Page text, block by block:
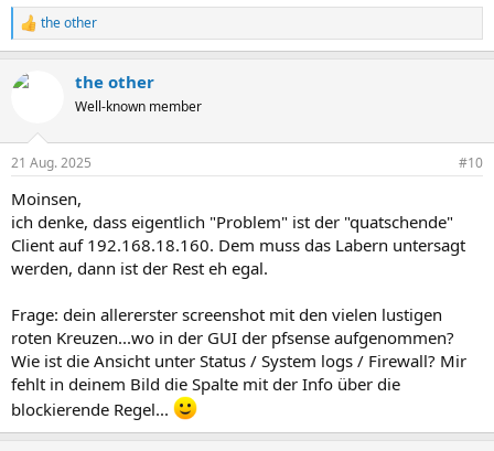
R
e
k
e
:
the other
the other
Well-known member
21 Aug. 2025 #10
Moinsen,
ich denke, dass eigentlich "Problem" ist der "quatschende"
Client auf 192.168.18.160. Dem muss das Labern untersagt
werden, dann ist der Rest eh egal.
Frage: dein allererster screenshot mit den vielen lustigen
roten Kreuzen...wo in der GUI der pfsense aufgenommen?
Wie ist die Ansicht unter Status / System logs / Firewall? Mir
fehlt in deinem Bild die Spalte mit der Info über die
blockierende Regel...